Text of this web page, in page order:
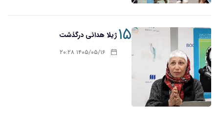
۱۵ژیلا هدائی درگذشت
۱۴۰۵/۰۵/۱۶ ۲۰:۲۸